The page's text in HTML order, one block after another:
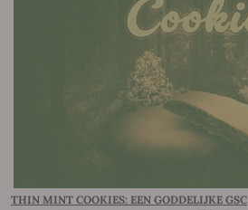
THIN MINT COOKIES: EEN GODDELIJKE GSC